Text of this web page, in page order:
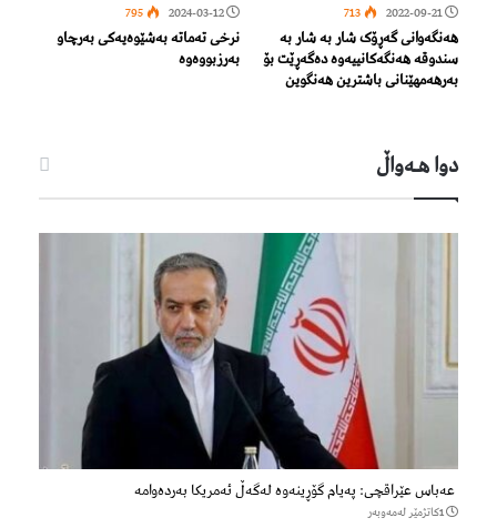
2022-09-21
713
هەنگەوانی گەڕۆک شار بە شار بە
سندوقە هەنگەکانییەوە دەگەڕێت بۆ
بەرهەمهێنانی باشترین هەنگوین
2024-03-12
795
نرخی تەماتە بەشێوەیەکی بەرچاو
بەرزبووەوە
دوا هـه‌واڵ
عەباس عێراقچی: پەیام گۆڕینەوە لەگەڵ ئەمریکا بەردەوامە
1كاتژمێر لەمەوبەر